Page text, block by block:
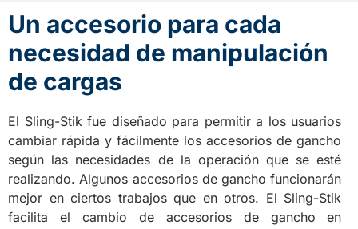
Un accesorio para cada
necesidad de manipulación
de cargas
El Sling-Stik fue diseñado para permitir a los usuarios
cambiar rápida y fácilmente los accesorios de gancho
según las necesidades de la operación que se esté
realizando. Algunos accesorios de gancho funcionarán
mejor en ciertos trabajos que en otros. El Sling-Stik
facilita el cambio de accesorios de gancho en